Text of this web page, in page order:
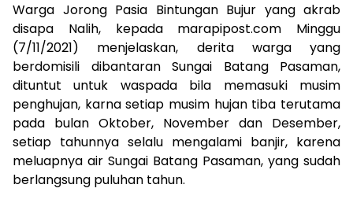
Warga Jorong Pasia Bintungan Bujur yang akrab
disapa Nalih, kepada marapipost.com Minggu
(7/11/2021) menjelaskan, derita warga yang
berdomisili dibantaran Sungai Batang Pasaman,
dituntut untuk waspada bila memasuki musim
penghujan, karna setiap musim hujan tiba terutama
pada bulan Oktober, November dan Desember,
setiap tahunnya selalu mengalami banjir, karena
meluapnya air Sungai Batang Pasaman, yang sudah
berlangsung puluhan tahun.